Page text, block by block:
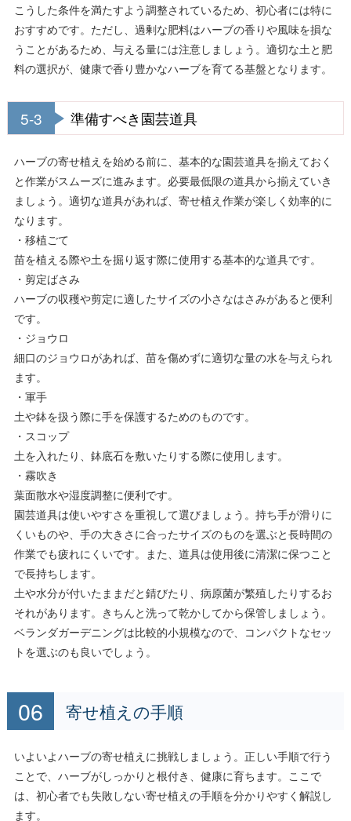
こうした条件を満たすよう調整されているため、初心者には特に
おすすめです。ただし、過剰な肥料はハーブの香りや風味を損な
うことがあるため、与える量には注意しましょう。適切な土と肥
料の選択が、健康で香り豊かなハーブを育てる基盤となります。
5-3 準備すべき園芸道具
ハーブの寄せ植えを始める前に、基本的な園芸道具を揃えておく
と作業がスムーズに進みます。必要最低限の道具から揃えていき
ましょう。適切な道具があれば、寄せ植え作業が楽しく効率的に
なります。
・移植ごて
苗を植える際や土を掘り返す際に使用する基本的な道具です。
・剪定ばさみ
ハーブの収穫や剪定に適したサイズの小さなはさみがあると便利
です。
・ジョウロ
細口のジョウロがあれば、苗を傷めずに適切な量の水を与えられ
ます。
・軍手
土や鉢を扱う際に手を保護するためのものです。
・スコップ
土を入れたり、鉢底石を敷いたりする際に使用します。
・霧吹き
葉面散水や湿度調整に便利です。
園芸道具は使いやすさを重視して選びましょう。持ち手が滑りに
くいものや、手の大きさに合ったサイズのものを選ぶと長時間の
作業でも疲れにくいです。また、道具は使用後に清潔に保つこと
で長持ちします。
土や水分が付いたままだと錆びたり、病原菌が繁殖したりするお
それがあります。きちんと洗って乾かしてから保管しましょう。
ベランダガーデニングは比較的小規模なので、コンパクトなセッ
トを選ぶのも良いでしょう。
寄せ植えの手順
いよいよハーブの寄せ植えに挑戦しましょう。正しい手順で行う
ことで、ハーブがしっかりと根付き、健康に育ちます。ここで
は、初心者でも失敗しない寄せ植えの手順を分かりやすく解説し
ます。